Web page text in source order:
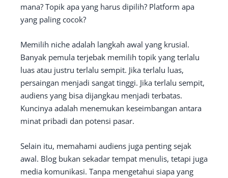
mana? Topik apa yang harus dipilih? Platform apa
yang paling cocok?
Memilih niche adalah langkah awal yang krusial.
Banyak pemula terjebak memilih topik yang terlalu
luas atau justru terlalu sempit. Jika terlalu luas,
persaingan menjadi sangat tinggi. Jika terlalu sempit,
audiens yang bisa dijangkau menjadi terbatas.
Kuncinya adalah menemukan keseimbangan antara
minat pribadi dan potensi pasar.
Selain itu, memahami audiens juga penting sejak
awal. Blog bukan sekadar tempat menulis, tetapi juga
media komunikasi. Tanpa mengetahui siapa yang